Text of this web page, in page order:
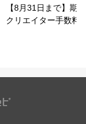
【8月31日まで】期
クリエイター手数料